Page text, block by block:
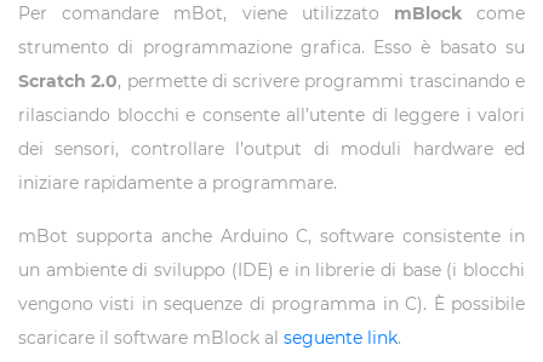
Per comandare mBot, viene utilizzato mBlockcome
strumento di programmazione grafica. Esso è basato su
Scratch 2.0, permette di scrivere programmi trascinando e
rilasciando blocchi e consente all’utente di leggere i valori
dei sensori, controllare l’output di moduli hardware ed
iniziare rapidamente a programmare.
mBot supporta anche Arduino C, software consistente in
un ambiente di sviluppo (IDE) e in librerie di base (i blocchi
vengono visti in sequenze di programma in C). È possibile
scaricare il software mBlock al seguente link.